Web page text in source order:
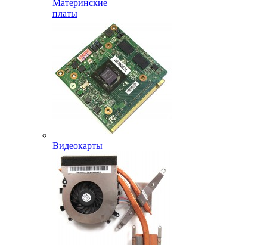
Материнские
платы
Видеокарты